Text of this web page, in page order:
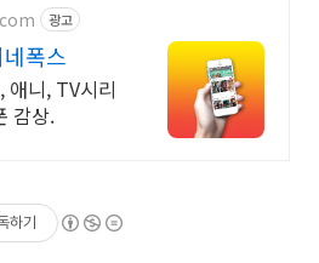
광고
폭스
애니, TV시리
감상.
하기